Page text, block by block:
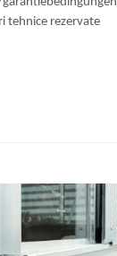
tehnice rezervate